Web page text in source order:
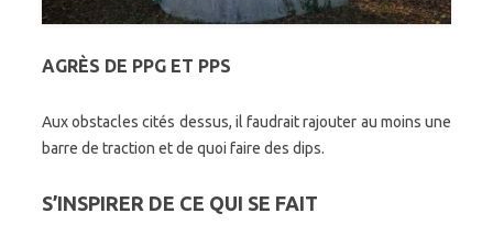
AGRÈS DE PPG ET PPS
Aux obstacles cités dessus, il faudrait rajouter au moins une
barre de traction et de quoi faire des dips.
S’INSPIRER DE CE QUI SE FAIT